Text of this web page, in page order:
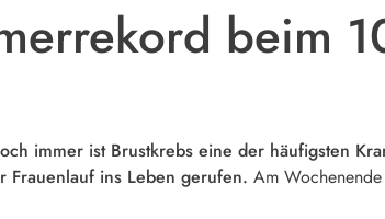
beim
immer ist Brustkrebs eine der häufigsten
Frauenlauf ins Leben gerufen. Am